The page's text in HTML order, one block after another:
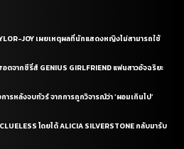
JOY เผยเหตุผลที่นักแสดงหญิงไม่สามารถใช้
ตจากซีรี่ส์ GENIUS GIRLFRIEND แฟนสาวอัจฉริยะ
ารหลังจบทัวร์ จากการถูกวิจารณ์ว่า ‘ผอมเกินไป’
โดยได้ ALICIA SILVERSTONE กลับมารับ